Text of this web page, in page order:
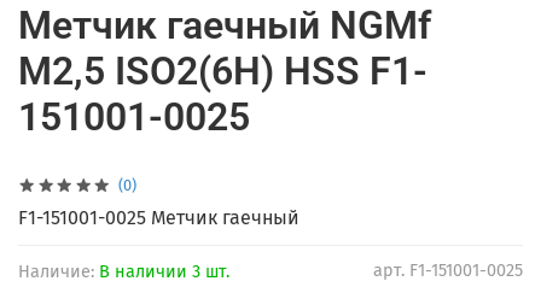
(0)
арт. F1-151001-0025
Наличие: В наличии 3 шт.
Метчик гаечный NGMf
M2,5 ISO2(6H) HSS F1-
151001-0025
F1-151001-0025 Метчик гаечный